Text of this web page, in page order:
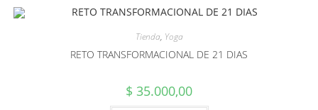
Tienda, Yoga
RETO TRANSFORMACIONAL DE 21 DIAS
$ 35.000,00